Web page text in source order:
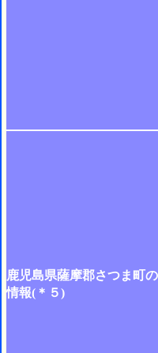
鹿児島県薩摩郡さつま町
情報(＊５)